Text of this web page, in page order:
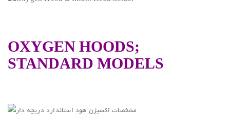
OXYGEN HOODS;
STANDARD MODELS